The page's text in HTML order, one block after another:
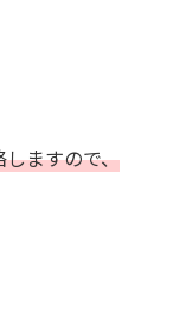
ますので、